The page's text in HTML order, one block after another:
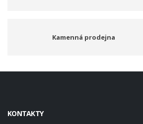
Kamenná prodejna
KONTAKTY